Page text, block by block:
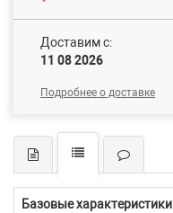
Доставим c:
11 08 2026
Подробнее о доставке
Базовые характеристики